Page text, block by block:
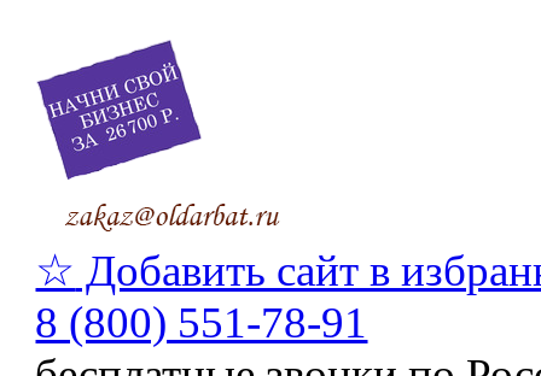
☆ Добавить сайт в
8 (800) 551-78-91